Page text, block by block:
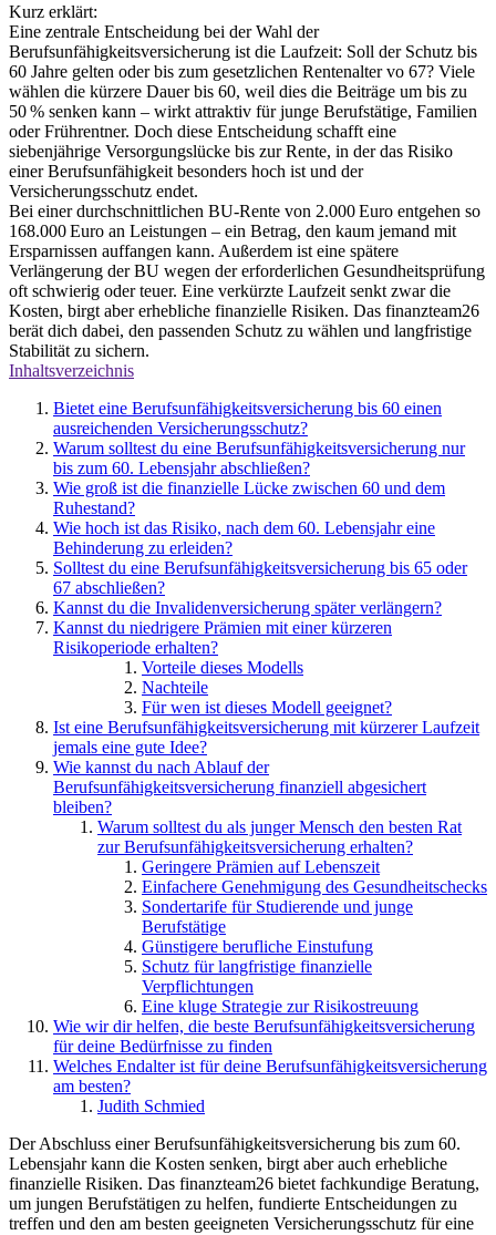
Kurz erklärt:
Eine zentrale Entscheidung bei der Wahl der
Berufsunfähigkeitsversicherung ist die Laufzeit: Soll der Schutz bis
60 Jahre gelten oder bis zum gesetzlichen Rentenalter vo 67? Viele
wählen die kürzere Dauer bis 60, weil dies die Beiträge um bis zu
50 % senken kann – wirkt attraktiv für junge Berufstätige, Familien
oder Frührentner. Doch diese Entscheidung schafft eine
siebenjährige Versorgungslücke bis zur Rente, in der das Risiko
einer Berufsunfähigkeit besonders hoch ist und der
Versicherungsschutz endet.
Bei einer durchschnittlichen BU-Rente von 2.000 Euro entgehen so
168.000 Euro an Leistungen – ein Betrag, den kaum jemand mit
Ersparnissen auffangen kann. Außerdem ist eine spätere
Verlängerung der BU wegen der erforderlichen Gesundheitsprüfung
oft schwierig oder teuer. Eine verkürzte Laufzeit senkt zwar die
Kosten, birgt aber erhebliche finanzielle Risiken. Das finanzteam26
berät dich dabei, den passenden Schutz zu wählen und langfristige
Stabilität zu sichern.
Inhaltsverzeichnis
Bietet eine Berufsunfähigkeitsversicherung bis 60 einen
ausreichenden Versicherungsschutz?
Warum solltest du eine Berufsunfähigkeitsversicherung nur
bis zum 60. Lebensjahr abschließen?
Wie groß ist die finanzielle Lücke zwischen 60 und dem
Ruhestand?
Wie hoch ist das Risiko, nach dem 60. Lebensjahr eine
Behinderung zu erleiden?
Solltest du eine Berufsunfähigkeitsversicherung bis 65 oder
67 abschließen?
Kannst du die Invalidenversicherung später verlängern?
Kannst du niedrigere Prämien mit einer kürzeren
Risikoperiode erhalten?
Vorteile dieses Modells
Nachteile
Für wen ist dieses Modell geeignet?
Ist eine Berufsunfähigkeitsversicherung mit kürzerer Laufzeit
jemals eine gute Idee?
Wie kannst du nach Ablauf der
Berufsunfähigkeitsversicherung finanziell abgesichert
bleiben?
Warum solltest du als junger Mensch den besten Rat
zur Berufsunfähigkeitsversicherung erhalten?
Geringere Prämien auf Lebenszeit
Einfachere Genehmigung des Gesundheitschecks
Sondertarife für Studierende und junge
Berufstätige
Günstigere berufliche Einstufung
Schutz für langfristige finanzielle
Verpflichtungen
Eine kluge Strategie zur Risikostreuung
Wie wir dir helfen, die beste Berufsunfähigkeitsversicherung
für deine Bedürfnisse zu finden
Welches Endalter ist für deine Berufsunfähigkeitsversicherung
am besten?
Judith Schmied
Der Abschluss einer Berufsunfähigkeitsversicherung bis zum 60.
Lebensjahr kann die Kosten senken, birgt aber auch erhebliche
finanzielle Risiken. Das finanzteam26 bietet fachkundige Beratung,
um jungen Berufstätigen zu helfen, fundierte Entscheidungen zu
treffen und den am besten geeigneten Versicherungsschutz für eine